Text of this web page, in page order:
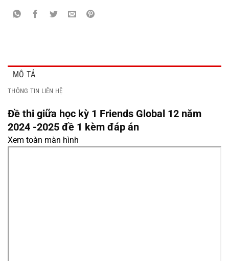
MÔ TẢ
THÔNG TIN LIÊN HỆ
Đề thi giữa học kỳ 1 Friends Global 12 năm
2024 -2025 đề 1 kèm đáp án
Xem toàn màn hình